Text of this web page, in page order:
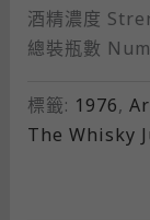
酒精濃度
總裝瓶數
標籤: 1976,
The Whisky